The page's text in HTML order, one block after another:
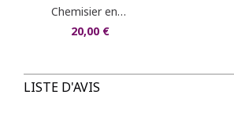
chemisier encolure tunisienne
20,00 €
LISTE D'AVIS